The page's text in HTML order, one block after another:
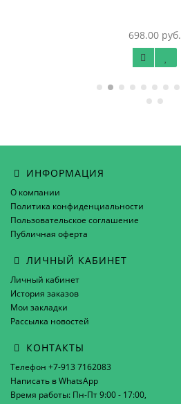
698.00 руб.
ИНФОРМАЦИЯ
О компании
Политика конфиденциальности
Пользовательское соглашение
Публичная оферта
ЛИЧНЫЙ КАБИНЕТ
Личный кабинет
История заказов
Мои закладки
Рассылка новостей
КОНТАКТЫ
Телефон +7-913 7162083
Написать в WhatsApp
Время работы: Пн-Пт 9:00 - 17:00,